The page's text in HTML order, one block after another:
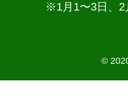
※1月1〜3日、2
©